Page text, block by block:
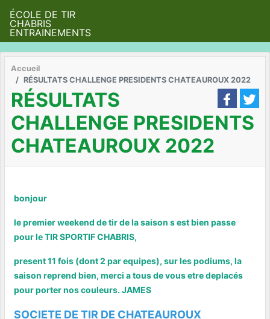
ÉCOLE DE TIR
CHABRIS
ENTRAINEMENTS
Accueil
RÉSULTATS CHALLENGE PRESIDENTS CHATEAUROUX 2022
RÉSULTATS
CHALLENGE PRESIDENTS
CHATEAUROUX 2022
bonjour
le premier weekend de tir de la saison s est bien passe
pour le TIR SPORTIF CHABRIS,
present 11 fois (dont 2 par equipes), sur les podiums, la
saison reprend bien, merci a tous de vous etre deplacés
pour porter nos couleurs. JAMES
SOCIETE DE TIR DE CHATEAUROUX